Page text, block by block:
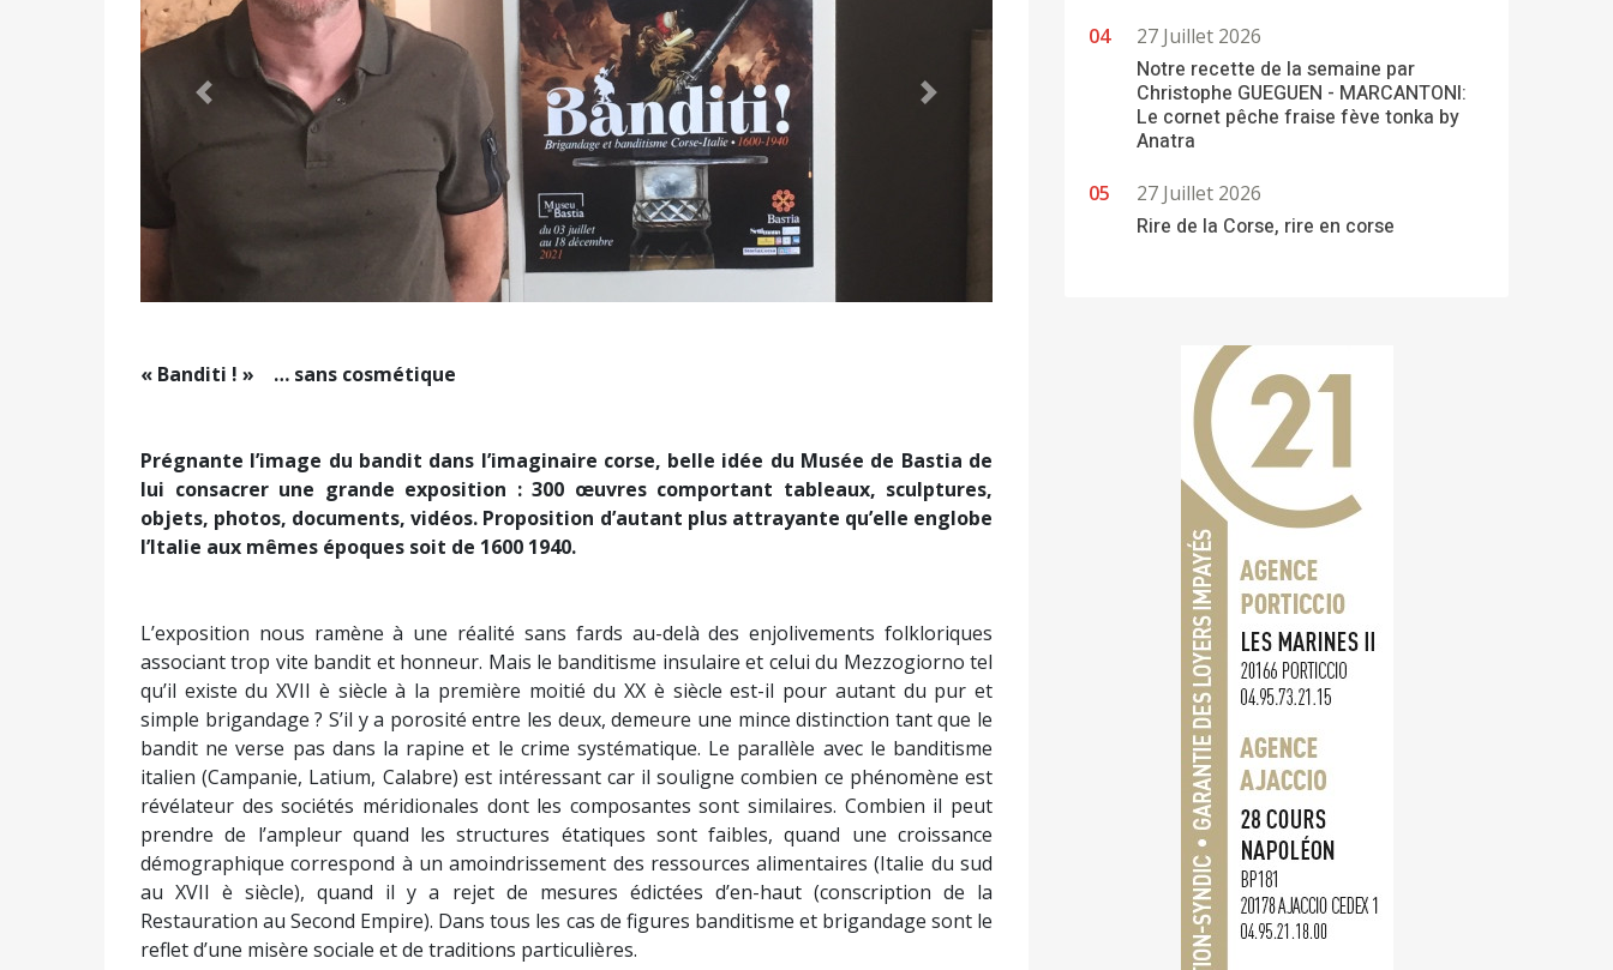
Précédent Suivant
« Banditi ! » … sans cosmétique
Prégnante l’image du bandit dans l’imaginaire corse, belle idée du Musée de Bastia de
lui consacrer une grande exposition : 300 œuvres comportant tableaux, sculptures,
objets, photos, documents, vidéos. Proposition d’autant plus attrayante qu’elle englobe
l’Italie aux mêmes époques soit de 1600 1940.
L’exposition nous ramène à une réalité sans fards au-delà des enjolivements folkloriques
associant trop vite bandit et honneur. Mais le banditisme insulaire et celui du Mezzogiorno tel
qu’il existe du XVII è siècle à la première moitié du XX è siècle est-il pour autant du pur et
simple brigandage ? S’il y a porosité entre les deux, demeure une mince distinction tant que le
bandit ne verse pas dans la rapine et le crime systématique. Le parallèle avec le banditisme
italien (Campanie, Latium, Calabre) est intéressant car il souligne combien ce phénomène est
révélateur des sociétés méridionales dont les composantes sont similaires. Combien il peut
prendre de l’ampleur quand les structures étatiques sont faibles, quand une croissance
démographique correspond à un amoindrissement des ressources alimentaires (Italie du sud
au XVII è siècle), quand il y a rejet de mesures édictées d’en-haut (conscription de la
Restauration au Second Empire). Dans tous les cas de figures banditisme et brigandage sont le
reflet d’une misère sociale et de traditions particulières.
27 Juillet 2026
Notre recette de la semaine par
Christophe GUEGUEN - MARCANTONI:
Le cornet pêche fraise fève tonka by
Anatra
27 Juillet 2026
Rire de la Corse, rire en corse